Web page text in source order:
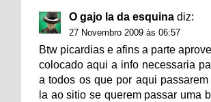
O gajo la da esquina diz:
27 Novembro 2009 às 06:57
Btw picardias e afins a parte
colocado aqui a info necessaria
a todos os que por aqui
la ao sitio se querem passar uma